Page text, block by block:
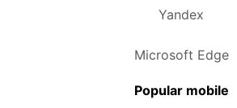
Yandex
Microsoft Edge
Popular mobile